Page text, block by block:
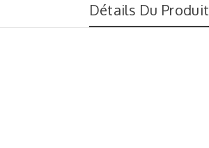
Détails Du Produit